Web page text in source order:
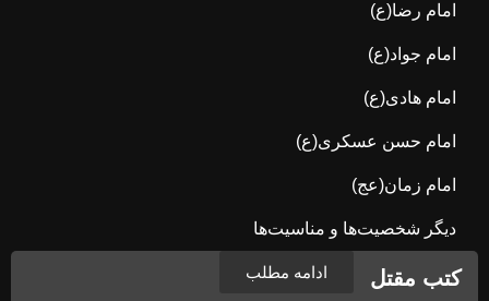
امام رضا(ع)
امام جواد(ع)
امام هادی(ع)
امام حسن عسکری(ع)
امام زمان(عج)
دیگر شخصیت‌ها و مناسیت‌ها
کتب مقتل ادامه مطلب